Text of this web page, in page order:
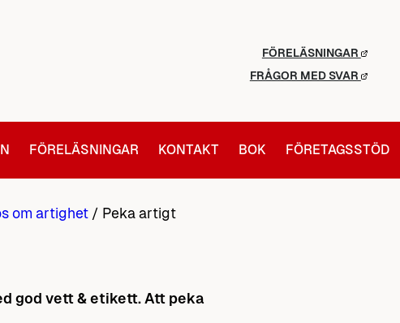
FÖRELÄSNINGAR
FRÅGOR MED SVAR
FÖRELÄSNINGAR KONTAKT BOK FÖRETAGSSTÖD
om artighet / Peka artigt
god vett & etikett. Att peka